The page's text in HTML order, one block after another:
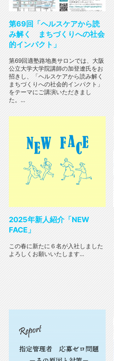
第69回「ヘルスケアから読
み解く まちづくりへの社会
的インパクト」
第69回適塾路地奥サロンでは、大阪
公立大学大学院講師の加登遼氏をお
招きし、「ヘルスケアから読み解く
まちづくりへの社会的インパクト」
をテーマにご講演いただきまし
た。...
2025年新人紹介「NEW
FACE」
この春に新たに６名が入社しました
よろしくお願いいたします...